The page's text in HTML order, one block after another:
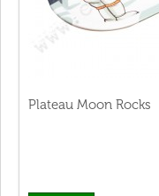
Plateau Moon Rocks